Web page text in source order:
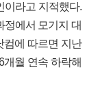
이라고 지적했다.
정에서 모기지 대
컴에 따르면 지난
개월 연속 하락해